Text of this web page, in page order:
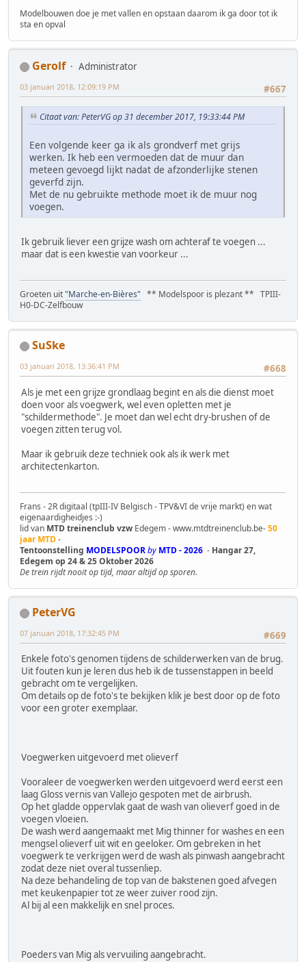
Modelbouwen doe je met vallen en opstaan daarom ik ga door tot ik
sta en opval
Gerolf
Administrator
#667
03 januari 2018, 12:09:19 PM
Citaat van: PeterVG op 31 december 2017, 19:33:44 PM
Een volgende keer ga ik als grondverf met grijs
werken. Ik heb een vermoeden dat de muur dan
meteen gevoegd lijkt nadat de afzonderlijke stenen
geverfd zijn.
Met de nu gebruikte methode moet ik de muur nog
voegen.
Ik gebruik liever een grijze wash om achteraf te voegen ...
maar dat is een kwestie van voorkeur ...
Groeten uit"Marche-en-Bières" ** Modelspoor is plezant ** TPIII-
H0-DC-Zelfbouw
SuSke
#668
03 januari 2018, 13:36:41 PM
Als je met een grijze grondlaag begint en als die dienst moet
doen voor als voegwerk, wel even opletten met je
"schildermethode". Je moet dan wel echt dry-brushen of de
voegen zitten terug vol.
Maar ik gebruik deze techniek ook als ik werk met
architectenkarton.
Frans - 2R digitaal (tpIII-IV Belgisch - TPV&VI de vrije markt) en wat
eigenaardigheidjes :-)
lid van MTD treinenclub vzw Edegem - www.mtdtreinenclub.be-50
jaar MTD-
Tentoonstelling MODELSPOORby MTD - 2026 - Hangar 27,
Edegem op 24 & 25 Oktober 2026
De trein rijdt nooit op tijd, maar altijd op sporen.
PeterVG
#669
07 januari 2018, 17:32:45 PM
Enkele foto's genomen tijdens de schilderwerken van de brug.
Uit fouten kun je leren dus heb ik de tussenstappen in beeld
gebracht om te vergelijken.
Om details op de foto's te bekijken klik je best door op de foto
voor een groter exemplaar.
Voegwerken uitgevoerd met olieverf
Vooraleer de voegwerken werden uitgevoerd werd eerst een
laag Gloss vernis van Vallejo gespoten met de airbrush.
Op het gladde oppervlak gaat de wash van olieverf goed in de
voegen vloeien.
De wash werd aangemaakt met Mig thinner for washes en een
mengsel olieverf uit wit en geeloker. Om gebreken in het
voegwerk te verkrijgen werd de wash als pinwash aangebracht
zodat deze niet overal tussenliep.
Na deze behandeling de top van de bakstenen goed afvegen
met keukenpapier tot ze weer zuiver rood zijn.
Al bij al een makkelijk en snel proces.
Poeders van Mig als vervuiling aangebracht.